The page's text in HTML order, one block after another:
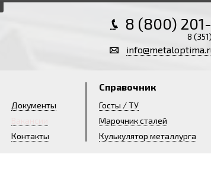
8 (800)
8
Документы
Контакты
Справочник
Госты / ТУ
Марочник сталей
Кулькулятор металлурга